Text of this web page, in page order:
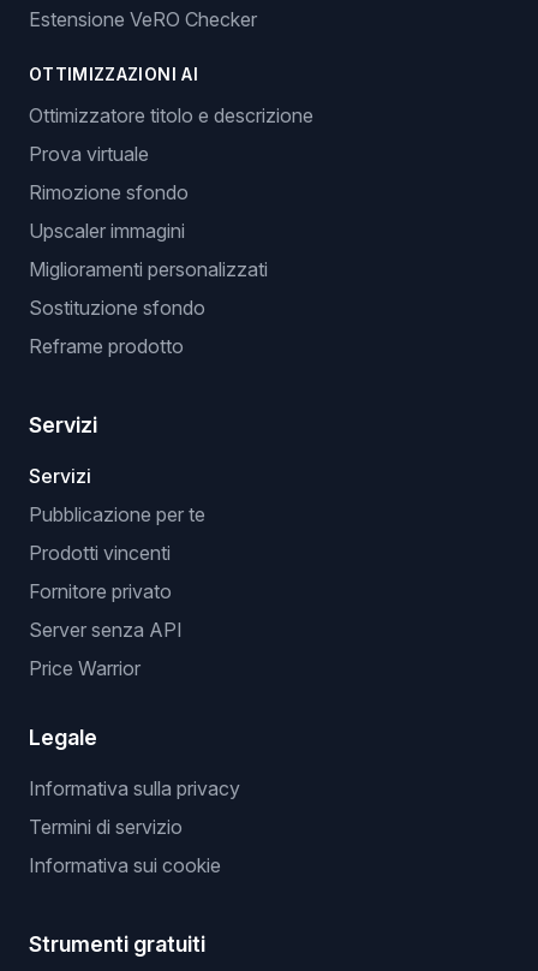
Estensione VeRO Checker
OTTIMIZZAZIONI AI
Ottimizzatore titolo e descrizione
Prova virtuale
Rimozione sfondo
Upscaler immagini
Miglioramenti personalizzati
Sostituzione sfondo
Reframe prodotto
Servizi
Servizi
Pubblicazione per te
Prodotti vincenti
Fornitore privato
Server senza API
Price Warrior
Legale
Informativa sulla privacy
Termini di servizio
Informativa sui cookie
Strumenti gratuiti